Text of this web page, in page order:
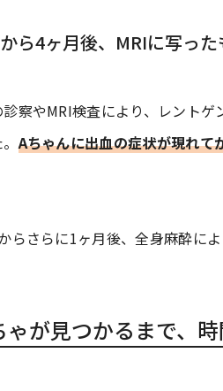
ら4ヶ月後、MRIに写った
察やMRI検査により、レント
。Aちゃんに出血の症状が現れて
らさらに1ヶ月後、全身麻酔に
が見つかるまで、